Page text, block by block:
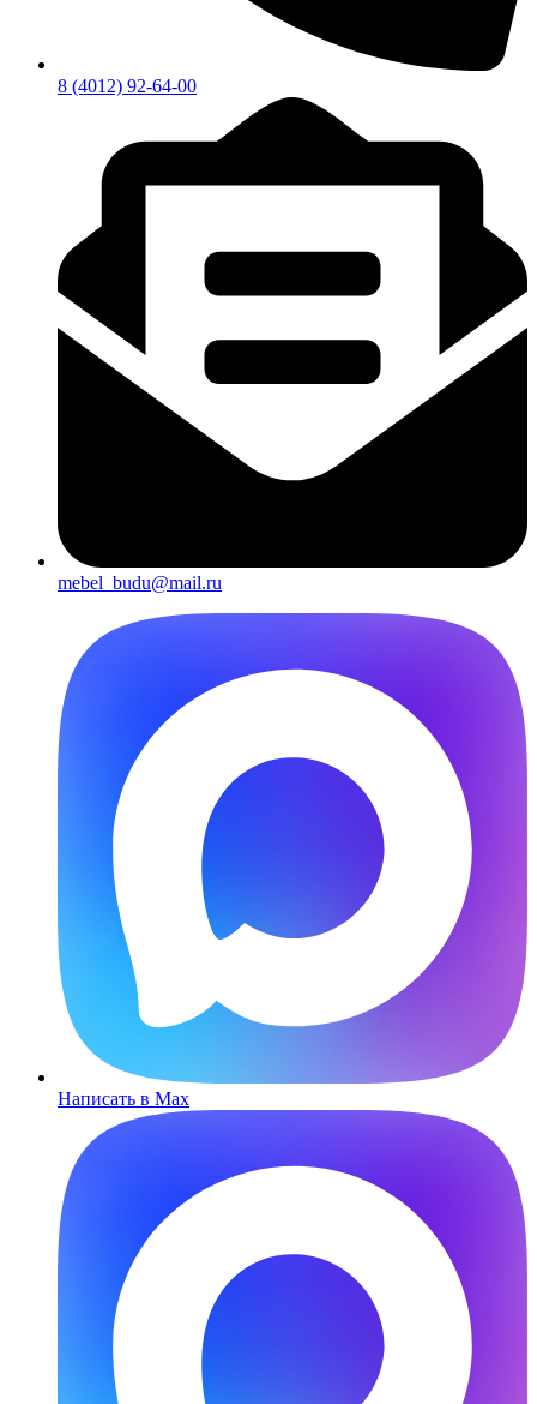
8 (4012) 92-64-00
mebel_budu@mail.ru
Написать в Max